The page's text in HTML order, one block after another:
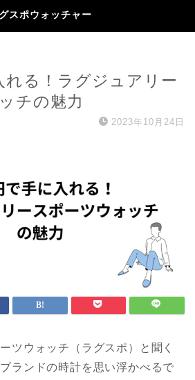
スポウォッチャー
れる！ラグジュアリー
チの魅力
2023年10月24日
ツウォッチ（ラグスポ）と聞く
ランドの時計を思い浮かべるで